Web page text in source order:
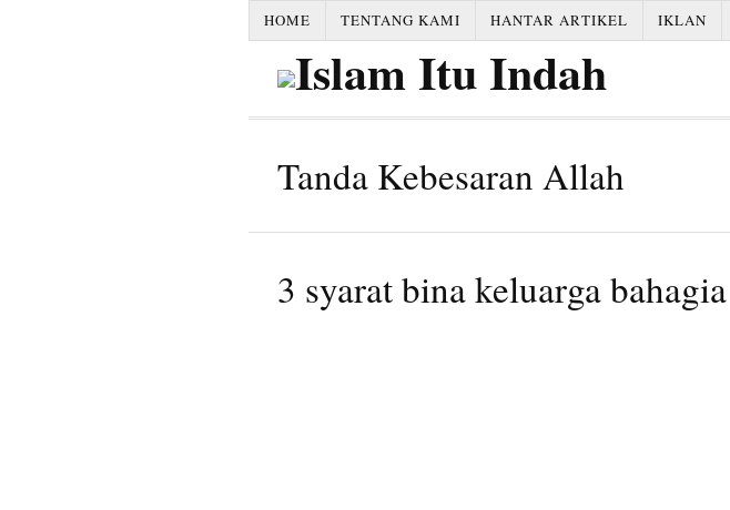
HOME TENTANG KAMI HANTAR ARTIKEL IKLAN
Tanda Kebesaran Allah
3 syarat bina keluarga bahagia